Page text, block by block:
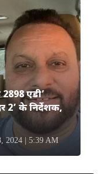
एडी’
2’ के निर्देशक,
2024 | 5:39 AM